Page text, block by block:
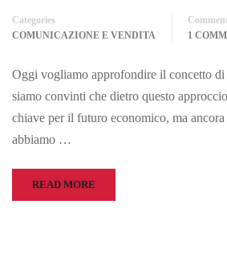
Categories
COMUNICAZIONE E VENDITA
1
Oggi vogliamo approfondire il concetto
siamo convinti che dietro questo
chiave per il futuro economico, ma
abbiamo …
READ MORE